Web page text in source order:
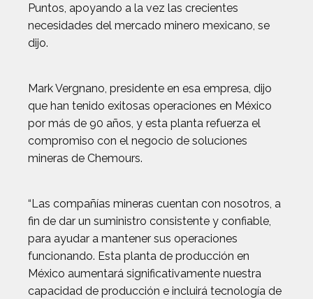
Puntos, apoyando a la vez las crecientes
necesidades del mercado minero mexicano, se
dijo.
Mark Vergnano, presidente en esa empresa, dijo
que han tenido exitosas operaciones en México
por más de 90 años, y esta planta refuerza el
compromiso con el negocio de soluciones
mineras de Chemours.
“Las compañías mineras cuentan con nosotros, a
fin de dar un suministro consistente y confiable,
para ayudar a mantener sus operaciones
funcionando. Esta planta de producción en
México aumentará significativamente nuestra
capacidad de producción e incluirá tecnología de